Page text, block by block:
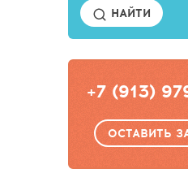
НАЙТИ
+7 (913)
ОСТАВИТЬ